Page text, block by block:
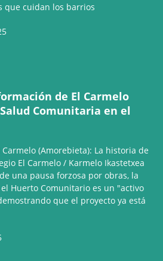
que cuidan los barrios
de El Carmelo
Comunitaria en el
Carmelo (Amorebieta): La historia de
El Carmelo / Karmelo Ikastetxea
una pausa forzosa por obras, la
Huerto Comunitario es un "activo
que el proyecto ya está